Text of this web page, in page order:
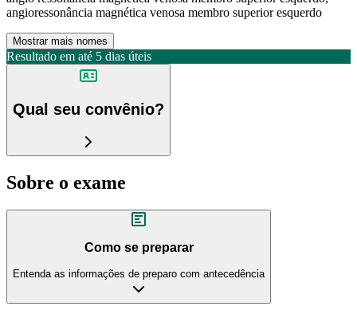
angioressonância magnética venosa membro superior esquerdo
Mostrar mais nomes
Resultado em até 5 dias úteis
Qual seu convênio?
Sobre o exame
Como se preparar
Entenda as informações de preparo com antecedência